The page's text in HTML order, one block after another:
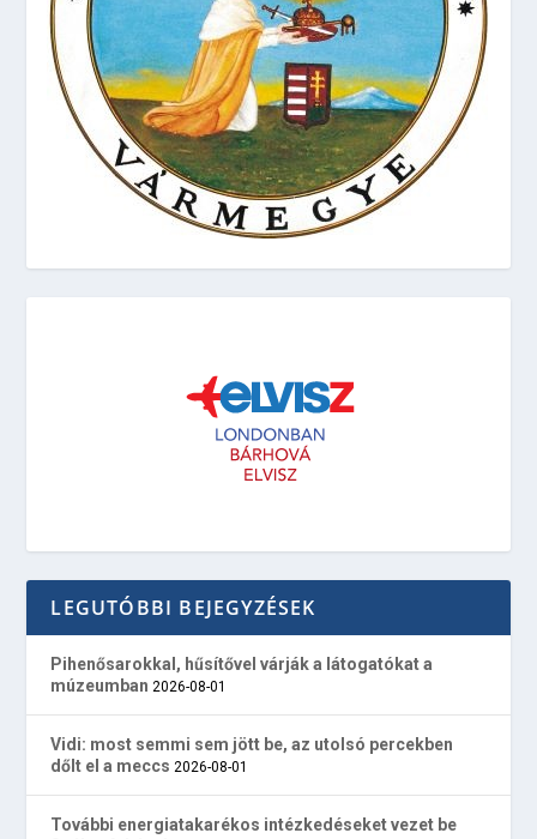
LEGUTÓBBI BEJEGYZÉSEK
Pihenősarokkal, hűsítővel várják a látogatókat a
múzeumban 2026-08-01
Vidi: most semmi sem jött be, az utolsó percekben
dőlt el a meccs 2026-08-01
További energiatakarékos intézkedéseket vezet be